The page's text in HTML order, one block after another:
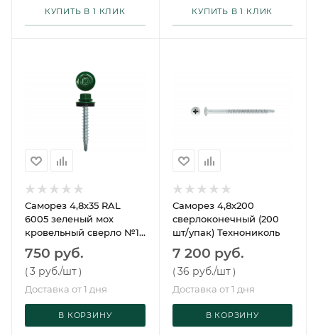
КУПИТЬ В 1 КЛИК КУПИТЬ В 1 КЛИК
Саморез 4,8х35 RAL
6005 зеленый мох
кровельный сверло №1
(по дереву, 250 шт/упак)
Daxmer
750 руб.
(3 руб./шт)
Доставка от 1 дня
В КОРЗИНУ
Саморез 4,8х200
сверлоконечный (200
шт/упак) Технониколь
7 200 руб.
(36 руб./шт )
Доставка от 1 дня
В КОРЗИНУ